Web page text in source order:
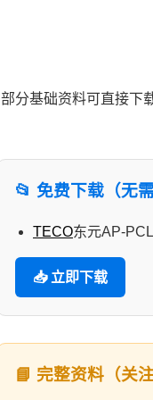
部分基础资料可直接下
📂 免费下载（无
TECO东元AP-
📥 立即下载
📘 完整资料（关